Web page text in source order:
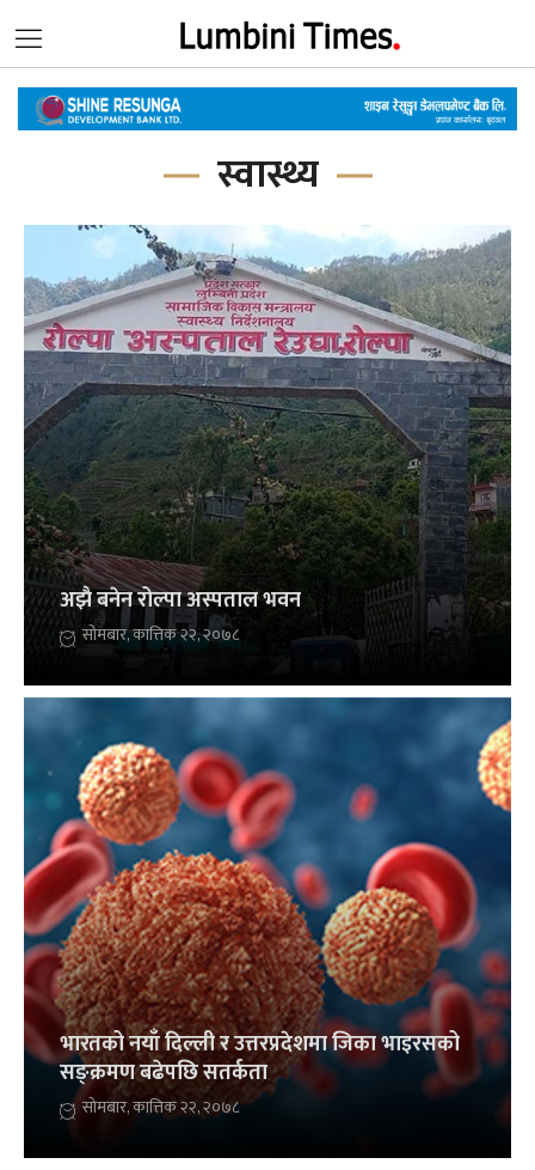
स्वास्थ्य
अझै बनेन रोल्पा अस्पताल भवन
सोमबार, कात्तिक २२, २०७८
भारतको नयाँ दिल्ली र उत्तरप्रदेशमा जिका भाइरसको
सङ्क्रमण बढेपछि सतर्कता
सोमबार, कात्तिक २२, २०७८